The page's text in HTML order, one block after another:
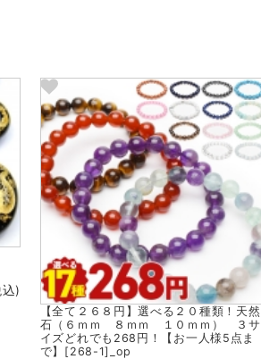
)
【全て２６８円】選べる２０種類！天然
石（６ｍｍ ８ｍｍ １０ｍｍ） ３サ
イズどれでも268円！【お一人様5点ま
で】[268-1]_op